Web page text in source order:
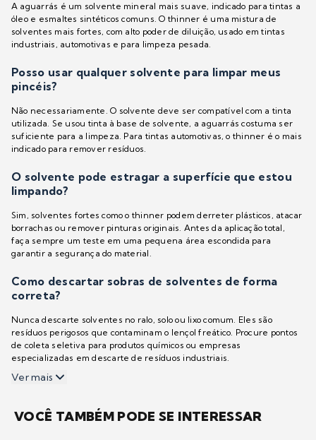
A aguarrás é um solvente mineral mais suave, indicado para tintas a
óleo e esmaltes sintéticos comuns. O thinner é uma mistura de
solventes mais fortes, com alto poder de diluição, usado em tintas
industriais, automotivas e para limpeza pesada.
Posso usar qualquer solvente para limpar meus
pincéis?
Não necessariamente. O solvente deve ser compatível com a tinta
utilizada. Se usou tinta à base de solvente, a aguarrás costuma ser
suficiente para a limpeza. Para tintas automotivas, o thinner é o mais
indicado para remover resíduos.
O solvente pode estragar a superfície que estou
limpando?
Sim, solventes fortes como o thinner podem derreter plásticos, atacar
borrachas ou remover pinturas originais. Antes da aplicação total,
faça sempre um teste em uma pequena área escondida para
garantir a segurança do material.
Como descartar sobras de solventes de forma
correta?
Nunca descarte solventes no ralo, solo ou lixo comum. Eles são
resíduos perigosos que contaminam o lençol freático. Procure pontos
de coleta seletiva para produtos químicos ou empresas
especializadas em descarte de resíduos industriais.
Ver mais
VOCÊ TAMBÉM PODE SE INTERESSAR